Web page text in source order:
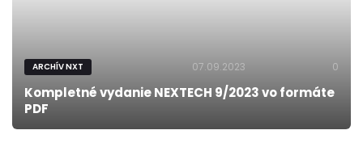
ARCHÍV NXT 07.09.2023 0
Kompletné vydanie NEXTECH 9/2023 vo formáte
PDF